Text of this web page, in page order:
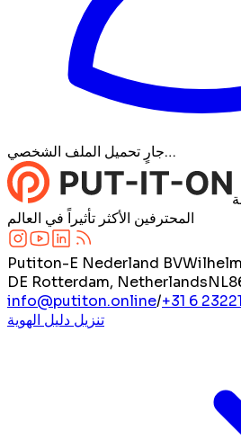
جارٍ تحميل الملف الشخصي…
المحترفين الأكثر تأثيراً في العالم
Putiton-E Nederland BV
DE Rotterdam, Netherlands
info@putiton.online/+31 6
تنزيل دليل الهوية